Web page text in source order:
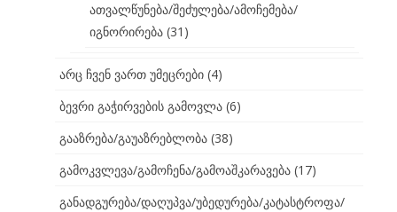
ათვალწუნება/შეძულება/ამოჩემება/
იგნორირება (31)
არც ჩვენ ვართ უმეცრები (4)
ბევრი გაჭირვების გამოვლა (6)
გააზრება/გაუაზრებლობა (38)
გამოკვლევა/გამოჩენა/გამოაშკარავება (17)
განადგურება/დაღუპვა/უბედურება/კატასტროფა/